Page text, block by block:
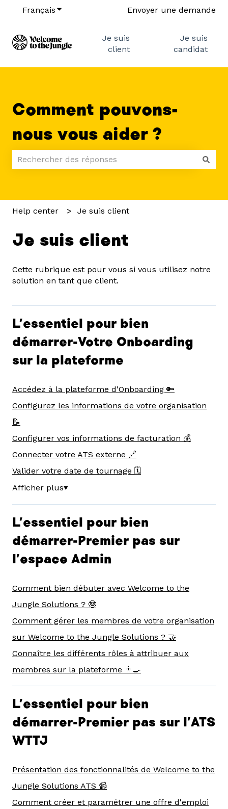
Français Afficher le sous-menu pour les traductions
Envoyer une demande
Je suis
client
Je suis
candidat
Comment pouvons-
nous vous aider ?
Help center Je suis client
Je suis client
Cette rubrique est pour vous si vous utilisez notre
solution en tant que client.
L'essentiel pour bien
démarrer-Votre Onboarding
sur la plateforme
Accédez à la plateforme d'Onboarding 🔑
Configurez les informations de votre organisation
📝
Configurer vos informations de facturation 💰
Connecter votre ATS externe 🔗
Valider votre date de tournage 🗓️
Afficher plus▼
L'essentiel pour bien
démarrer-Premier pas sur
l'espace Admin
Comment bien débuter avec Welcome to the
Jungle Solutions ? 🤓
Comment gérer les membres de votre organisation
sur Welcome to the Jungle Solutions ? 🤝
Connaître les différents rôles à attribuer aux
membres sur la plateforme 👨‍🍳
L'essentiel pour bien
démarrer-Premier pas sur l'ATS
WTTJ
Présentation des fonctionnalités de Welcome to the
Jungle Solutions ATS 📹
Comment créer et paramétrer une offre d'emploi